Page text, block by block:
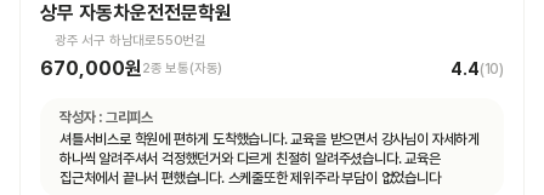
상무 자동차운전전문학원
광주 서구 하남대로550번길
670,000원2종 보통(자동) 4.4(10)
작성자 : 그리피스
셔틀서비스로 학원에 편하게 도착했습니다. 교육을 받으면서 강사님이 자세하게
하나씩 알려주셔서 걱정했던거와 다르게 친절히 알려주셨습니다. 교육은
집근처에서 끝나서 편했습니다. 스케줄또한 제위주라 부담이 없었습니다